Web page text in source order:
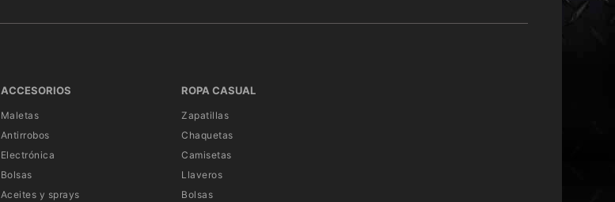
ACCESORIOS
Maletas
Antirrobos
Electrónica
Bolsas
Aceites y sprays
ROPA CASUAL
Zapatillas
Chaquetas
Camisetas
Llaveros
Bolsas